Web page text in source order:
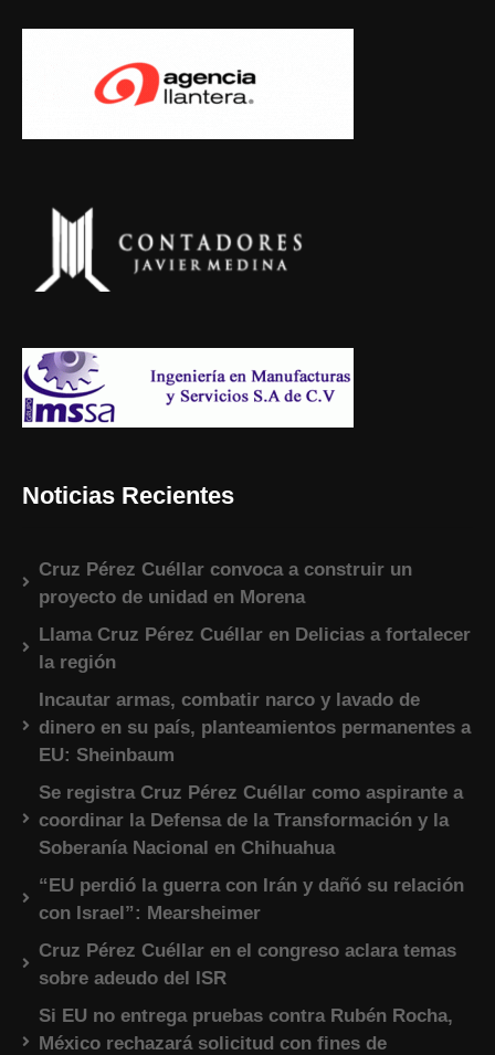
Noticias Recientes
Cruz Pérez Cuéllar convoca a construir un
proyecto de unidad en Morena
Llama Cruz Pérez Cuéllar en Delicias a fortalecer
la región
Incautar armas, combatir narco y lavado de
dinero en su país, planteamientos permanentes a
EU: Sheinbaum
Se registra Cruz Pérez Cuéllar como aspirante a
coordinar la Defensa de la Transformación y la
Soberanía Nacional en Chihuahua
“EU perdió la guerra con Irán y dañó su relación
con Israel”: Mearsheimer
Cruz Pérez Cuéllar en el congreso aclara temas
sobre adeudo del ISR
Si EU no entrega pruebas contra Rubén Rocha,
México rechazará solicitud con fines de